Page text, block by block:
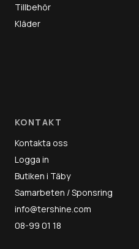
Tillbehör
Kläder
KONTAKT
Kontakta oss
Logga in
Butiken i Täby
Samarbeten / Sponsring
info@tershine.com
08-99 01 18